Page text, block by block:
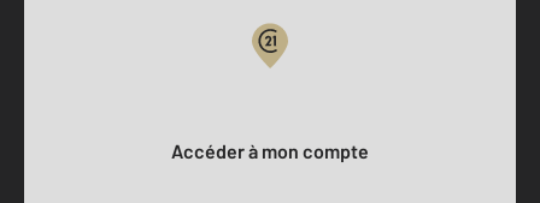
Accéder à mon compte